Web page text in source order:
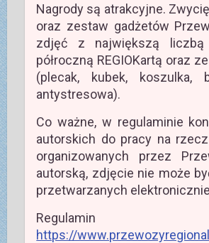
Nagrody są atrakcyjne.
oraz zestaw gadżetów
zdjęć z największą liczbą
półroczną REGIOKartą oraz
(plecak, kubek, koszulka,
antystresowa).
Co ważne, w regulaminie
autorskich do pracy na
organizowanych przez
autorską, zdjęcie nie może
przetwarzanych
https://